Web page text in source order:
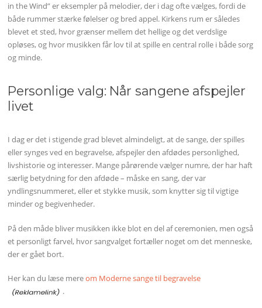
in the Wind” er eksempler på melodier, der i dag ofte vælges, fordi de
både rummer stærke følelser og bred appel. Kirkens rum er således
blevet et sted, hvor grænser mellem det hellige og det verdslige
opløses, og hvor musikken får lov til at spille en central rolle i både sorg
og minde.
Personlige valg: Når sangene afspejler
livet
I dag er det i stigende grad blevet almindeligt, at de sange, der spilles
eller synges ved en begravelse, afspejler den afdødes personlighed,
livshistorie og interesser. Mange pårørende vælger numre, der har haft
særlig betydning for den afdøde – måske en sang, der var
yndlingsnummeret, eller et stykke musik, som knytter sig til vigtige
minder og begivenheder.
På den måde bliver musikken ikke blot en del af ceremonien, men også
et personligt farvel, hvor sangvalget fortæller noget om det menneske,
der er gået bort.
Her kan du læse mereom Moderne sange til begravelse
.